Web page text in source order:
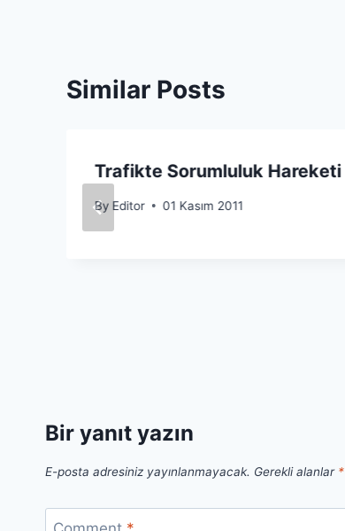
Similar Posts
Trafikte Sorumluluk Hareketi
By Editor 01 Kasım 2011
Bir yanıt yazın
E-posta adresiniz yayınlanmayacak. Gerekli alanlar *